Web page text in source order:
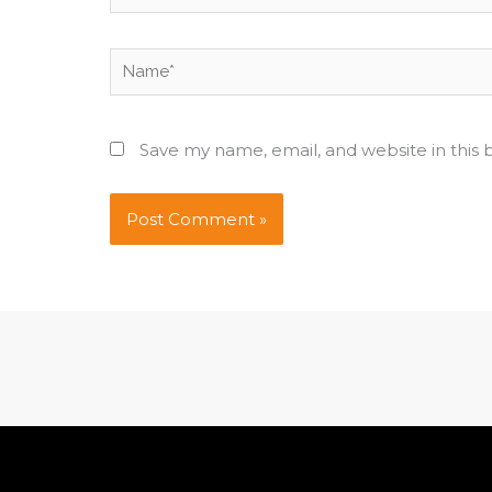
Name*
Save my name, email, and website in